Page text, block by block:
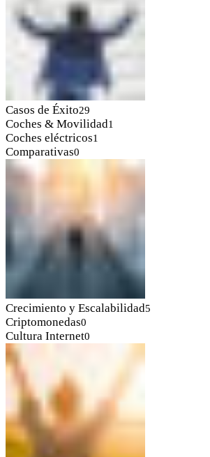
Casos de Éxito29
Coches & Movilidad1
Coches eléctricos1
Comparativas0
Crecimiento y Escalabilidad5
Criptomonedas0
Cultura Internet0